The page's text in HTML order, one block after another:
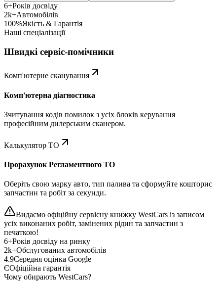
6+Років досвіду
2k+Автомобілів
100%Якість & Гарантія
Наші спеціалізації
Швидкі сервіс-помічники
Комп'ютерне сканування
Комп'ютерна діагностика
Зчитування кодів помилок з усіх блоків керування
професійним дилерським сканером.
Калькулятор ТО
Прорахунок Регламентного ТО
Оберіть свою марку авто, тип палива та сформуйте кошторис
запчастин та робіт за секунди.
Видаємо офіційну сервісну книжку WestCars із записом
усіх виконаних робіт, замінених рідин та запчастин з
печаткою!
6+Років досвіду на ринку
2k+Обслугованих автомобілів
4.9Середня оцінка Google
ЄОфіційна гарантія
Чому обирають WestCars?